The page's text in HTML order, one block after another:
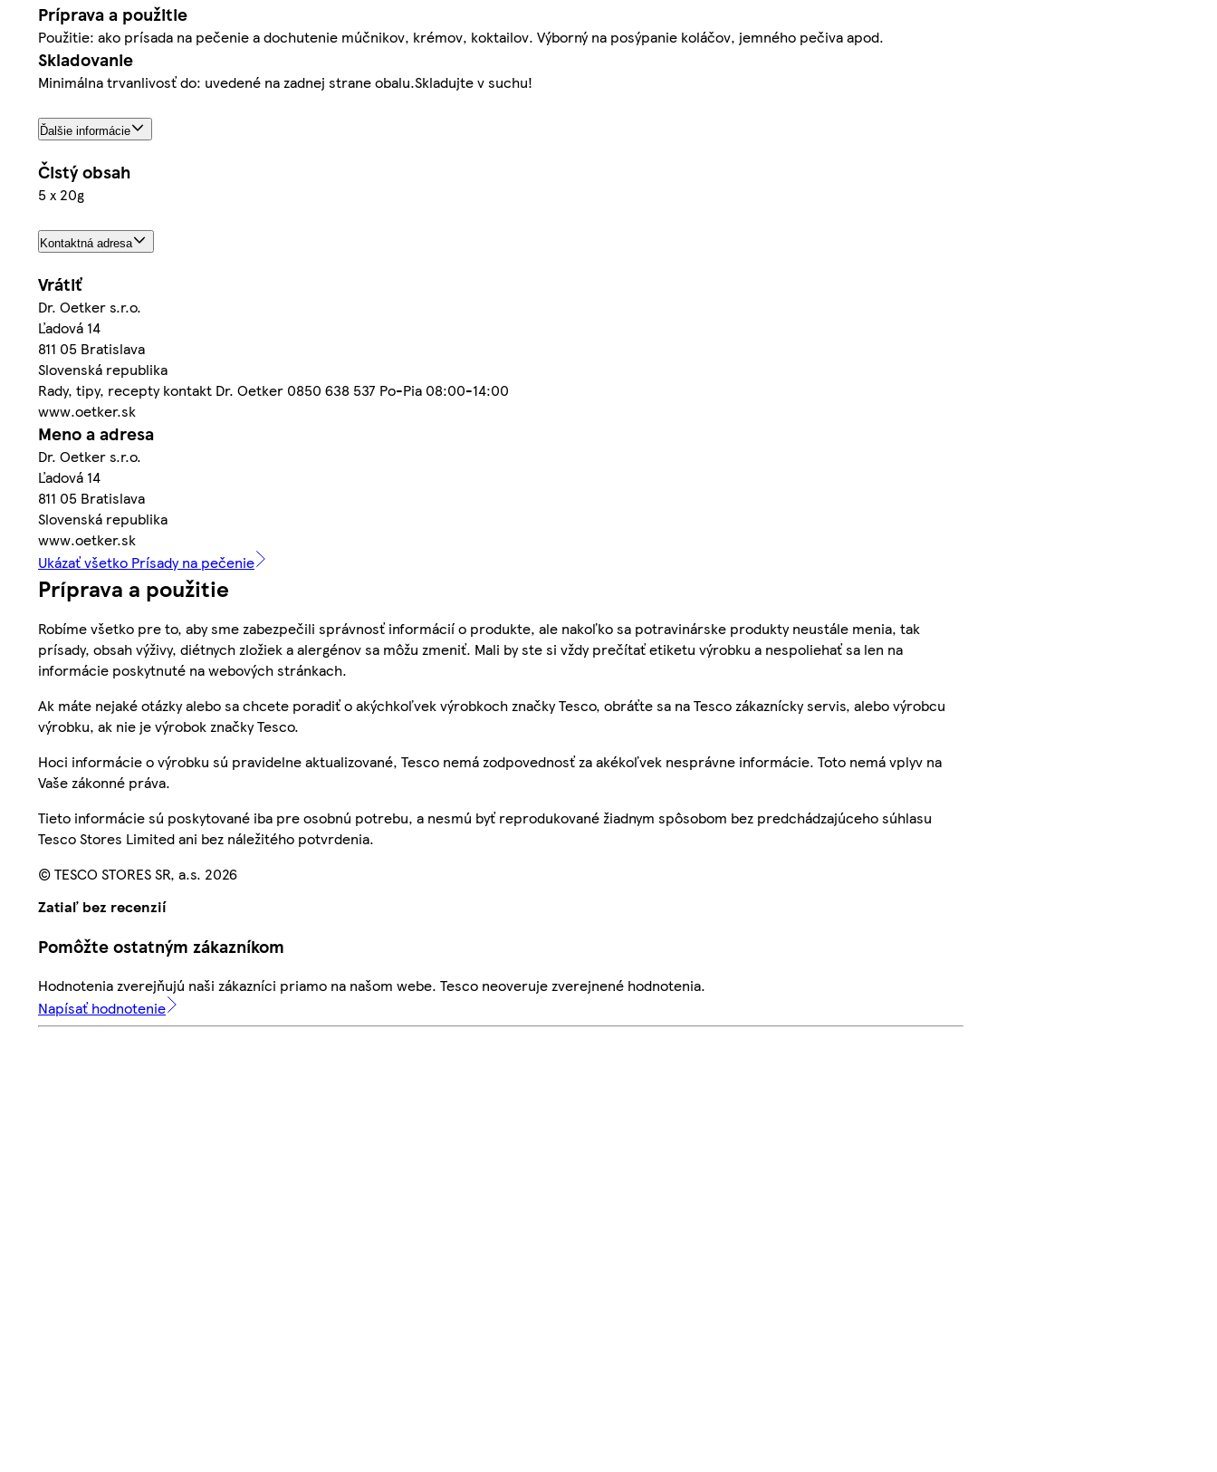
Príprava a použitie
Použitie: ako prísada na pečenie a dochutenie múčnikov, krémov, koktailov. Výborný na posýpanie koláčov, jemného pečiva apod.
Skladovanie
Minimálna trvanlivosť do: uvedené na zadnej strane obalu.Skladujte v suchu!
Ďalšie informácie
Čistý obsah
5 x 20g
Kontaktná adresa
Vrátiť
Dr. Oetker s.r.o.
Ľadová 14
811 05 Bratislava
Slovenská republika
Rady, tipy, recepty kontakt Dr. Oetker 0850 638 537 Po-Pia 08:00-14:00
www.oetker.sk
Meno a adresa
Dr. Oetker s.r.o.
Ľadová 14
811 05 Bratislava
Slovenská republika
www.oetker.sk
Ukázať všetko Prísady na pečenie
Príprava a použitie
Robíme všetko pre to, aby sme zabezpečili správnosť informácií o produkte, ale nakoľko sa potravinárske produkty neustále menia, tak
prísady, obsah výživy, diétnych zložiek a alergénov sa môžu zmeniť. Mali by ste si vždy prečítať etiketu výrobku a nespoliehať sa len na
informácie poskytnuté na webových stránkach.
Ak máte nejaké otázky alebo sa chcete poradiť o akýchkoľvek výrobkoch značky Tesco, obráťte sa na Tesco zákaznícky servis, alebo výrobcu
výrobku, ak nie je výrobok značky Tesco.
Hoci informácie o výrobku sú pravidelne aktualizované, Tesco nemá zodpovednosť za akékoľvek nesprávne informácie. Toto nemá vplyv na
Vaše zákonné práva.
Tieto informácie sú poskytované iba pre osobnú potrebu, a nesmú byť reprodukované žiadnym spôsobom bez predchádzajúceho súhlasu
Tesco Stores Limited ani bez náležitého potvrdenia.
© TESCO STORES SR, a.s. 2026
Zatiaľ bez recenzií
Pomôžte ostatným zákazníkom
Hodnotenia zverejňujú naši zákazníci priamo na našom webe. Tesco neoveruje zverejnené hodnotenia.
Napísať hodnotenie